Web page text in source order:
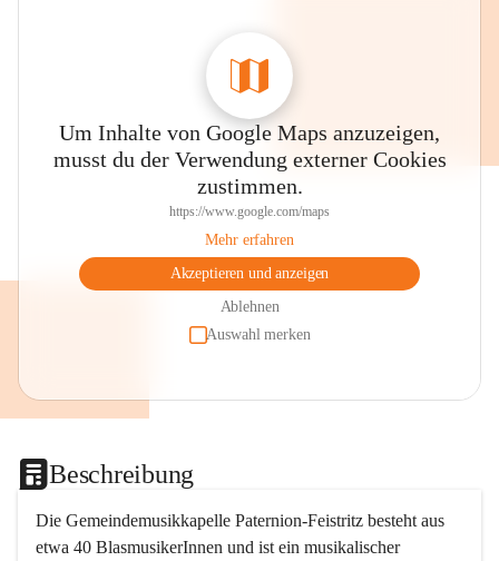
Um Inhalte von Google Maps anzuzeigen,
musst du der Verwendung externer Cookies
zustimmen.
https://www.google.com/maps
Mehr erfahren
Akzeptieren und anzeigen
Ablehnen
Auswahl merken
Beschreibung
Die Gemeindemusikkapelle Paternion-Feistritz besteht aus
etwa 40 BlasmusikerInnen und ist ein musikalischer